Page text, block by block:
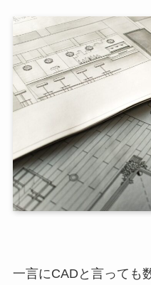
一言にCADと言っても